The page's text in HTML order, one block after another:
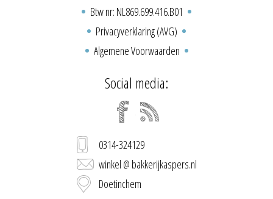
Btw nr: NL869.699.416.B01
Privacyverklaring (AVG)
Algemene Voorwaarden
Social media:
0314-324129
winkel @ bakkerijkaspers.nl
Doetinchem